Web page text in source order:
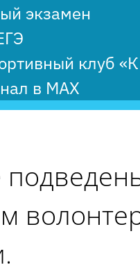
экзамен
клуб
в MAX